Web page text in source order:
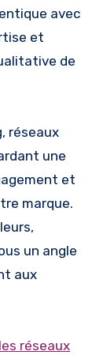
avec
et
de
réseaux
une
et
marque.
un angle
aux
réseaux